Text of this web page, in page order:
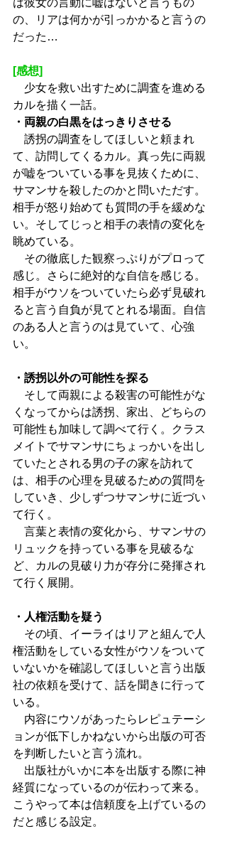
は彼女の言動に嘘はないと言うもの
の、リアは何かが引っかかると言うの
だった…
[感想]
少女を救い出すために調査を進める
カルを描く一話。
・両親の白黒をはっきりさせる
誘拐の調査をしてほしいと頼まれ
て、訪問してくるカル。真っ先に両親
が嘘をついている事を見抜くために、
サマンサを殺したのかと問いただす。
相手が怒り始めても質問の手を緩めな
い。そしてじっと相手の表情の変化を
眺めている。
その徹底した観察っぷりがプロって
感じ。さらに絶対的な自信を感じる。
相手がウソをついていたら必ず見破れ
ると言う自負が見てとれる場面。自信
のある人と言うのは見ていて、心強
い。
・誘拐以外の可能性を探る
そして両親による殺害の可能性がな
くなってからは誘拐、家出、どちらの
可能性も加味して調べて行く。クラス
メイトでサマンサにちょっかいを出し
ていたとされる男の子の家を訪れて
は、相手の心理を見破るための質問を
していき、少しずつサマンサに近づい
て行く。
言葉と表情の変化から、サマンサの
リュックを持っている事を見破るな
ど、カルの見破り力が存分に発揮され
て行く展開。
・人権活動を疑う
その頃、イーライはリアと組んで人
権活動をしている女性がウソをついて
いないかを確認してほしいと言う出版
社の依頼を受けて、話を聞きに行って
いる。
内容にウソがあったらレピュテーシ
ョンが低下しかねないから出版の可否
を判断したいと言う流れ。
出版社がいかに本を出版する際に神
経質になっているのが伝わって来る。
こうやって本は信頼度を上げているの
だと感じる設定。